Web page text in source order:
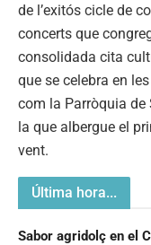
de l’exitós cicle de
concerts que
consolidada cita
que se celebra en
com la Parròquia de
la que albergue el
vent.
Última hora...
Sabor agridolç en el